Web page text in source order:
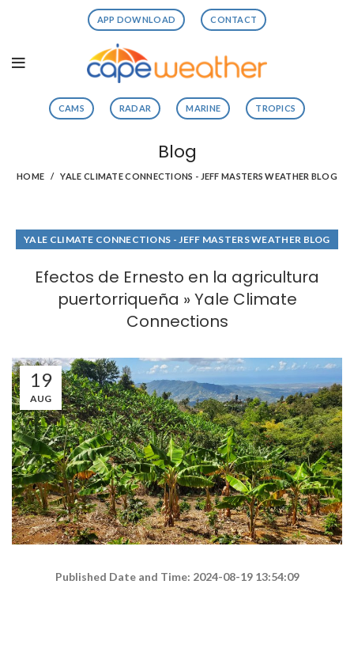
APP DOWNLOAD CONTACT
CAMS RADAR MARINE TROPICS
Blog
HOME YALE CLIMATE CONNECTIONS - JEFF MASTERS WEATHER BLOG
YALE CLIMATE CONNECTIONS - JEFF MASTERS WEATHER BLOG
Efectos de Ernesto en la agricultura
puertorriqueña » Yale Climate
Connections
19
AUG
Published Date and Time: 2024-08-19 13:54:09